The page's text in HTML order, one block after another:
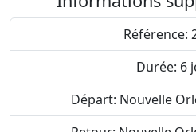
Référence:
Durée: 6
Départ: Nouvelle